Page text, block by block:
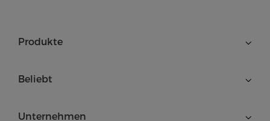
Produkte
Beliebt
Unternehmen